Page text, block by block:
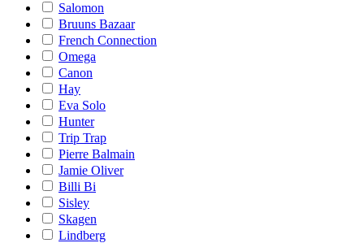
Salomon
Bruuns Bazaar
French Connection
Omega
Canon
Hay
Eva Solo
Hunter
Trip Trap
Pierre Balmain
Jamie Oliver
Billi Bi
Sisley
Skagen
Lindberg